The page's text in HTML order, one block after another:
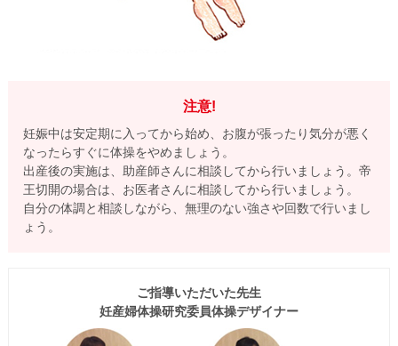
注意!
妊娠中は安定期に入ってから始め、お腹が張ったり気分が悪く
なったらすぐに体操をやめましょう。
出産後の実施は、助産師さんに相談してから行いましょう。帝
王切開の場合は、お医者さんに相談してから行いましょう。
自分の体調と相談しながら、無理のない強さや回数で行いまし
ょう。
ご指導いただいた先生
妊産婦体操研究委員体操デザイナー